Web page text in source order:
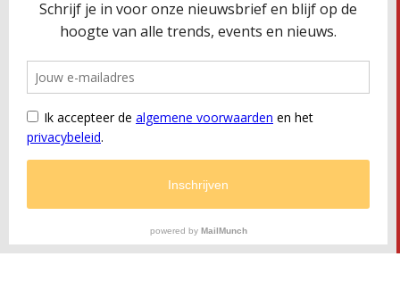
CONTACTEER ONS
Smaakbureau Meug
Kerkstraat 19 | 2060 Antwerpen
T +32 (0) 479 32 02 66
BE 0675 505 327
RPRAntwerpen